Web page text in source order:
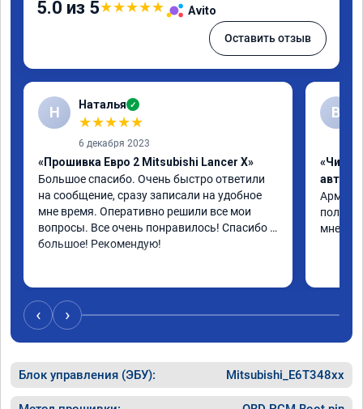
5.0 из 5★★★★★ Avito
Оставить отзыв
Н Наталья ✓
★★★★★
6 декабря 2023
«Прошивка Евро 2 Mitsubishi Lancer X»
Большое спасибо. Очень быстро ответили
на сообщение, сразу записали на удобное
мне время. Оперативно решили все мои
вопросы. Все очень понравилось! Спасибо
большое! Рекомендую!
В
«Чип
Арман
полет
мне
‹ ›
Блок управления (ЭБУ): Mitsubishi_E6T348xx